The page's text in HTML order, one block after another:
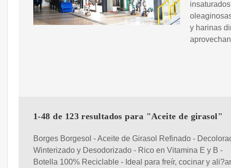
y harinas
1-48 de 123 resultados para "Aceite de girasol"
Borges Borgesol - Aceite de Girasol Refinado -
Winterizado y Desodorizado - Rico en Vitamina E y B -
Botella 100% Reciclable - Ideal para freír, cocinar y